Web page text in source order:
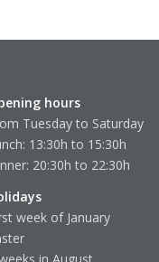
hours
Tuesday to Saturday
13:30h to 15:30h
20:30h to 22:30h
week of January